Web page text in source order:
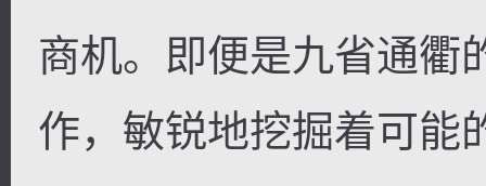
商机。即便是九省通衢
作，敏锐地挖掘着可能